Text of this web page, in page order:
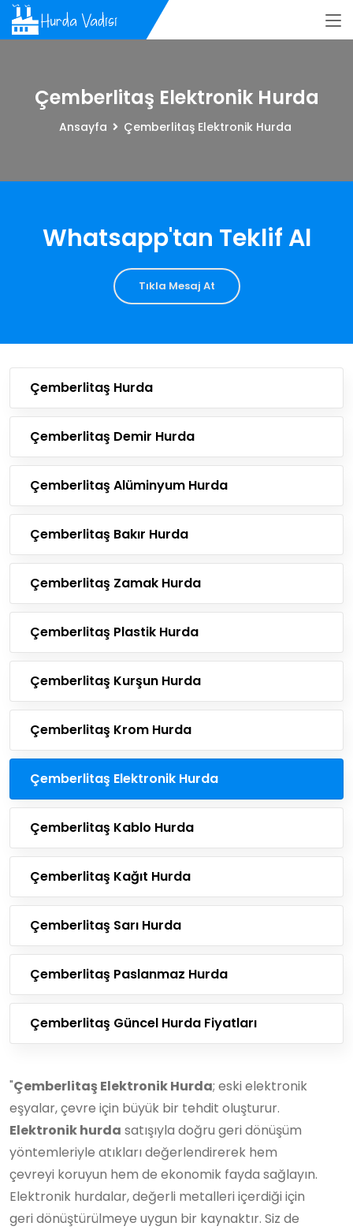
Çemberlitaş Elektronik Hurda
Ansayfa Çemberlitaş Elektronik Hurda
Whatsapp'tan Teklif Al
Tıkla Mesaj At
Çemberlitaş Hurda
Çemberlitaş Demir Hurda
Çemberlitaş Alüminyum Hurda
Çemberlitaş Bakır Hurda
Çemberlitaş Zamak Hurda
Çemberlitaş Plastik Hurda
Çemberlitaş Kurşun Hurda
Çemberlitaş Krom Hurda
Çemberlitaş Elektronik Hurda
Çemberlitaş Kablo Hurda
Çemberlitaş Kağıt Hurda
Çemberlitaş Sarı Hurda
Çemberlitaş Paslanmaz Hurda
Çemberlitaş Güncel Hurda Fiyatları
"Çemberlitaş Elektronik Hurda; eski elektronik
eşyalar, çevre için büyük bir tehdit oluşturur.
Elektronik hurda satışıyla doğru geri dönüşüm
yöntemleriyle atıkları değerlendirerek hem
çevreyi koruyun hem de ekonomik fayda sağlayın.
Elektronik hurdalar, değerli metalleri içerdiği için
geri dönüştürülmeye uygun bir kaynaktır. Siz de